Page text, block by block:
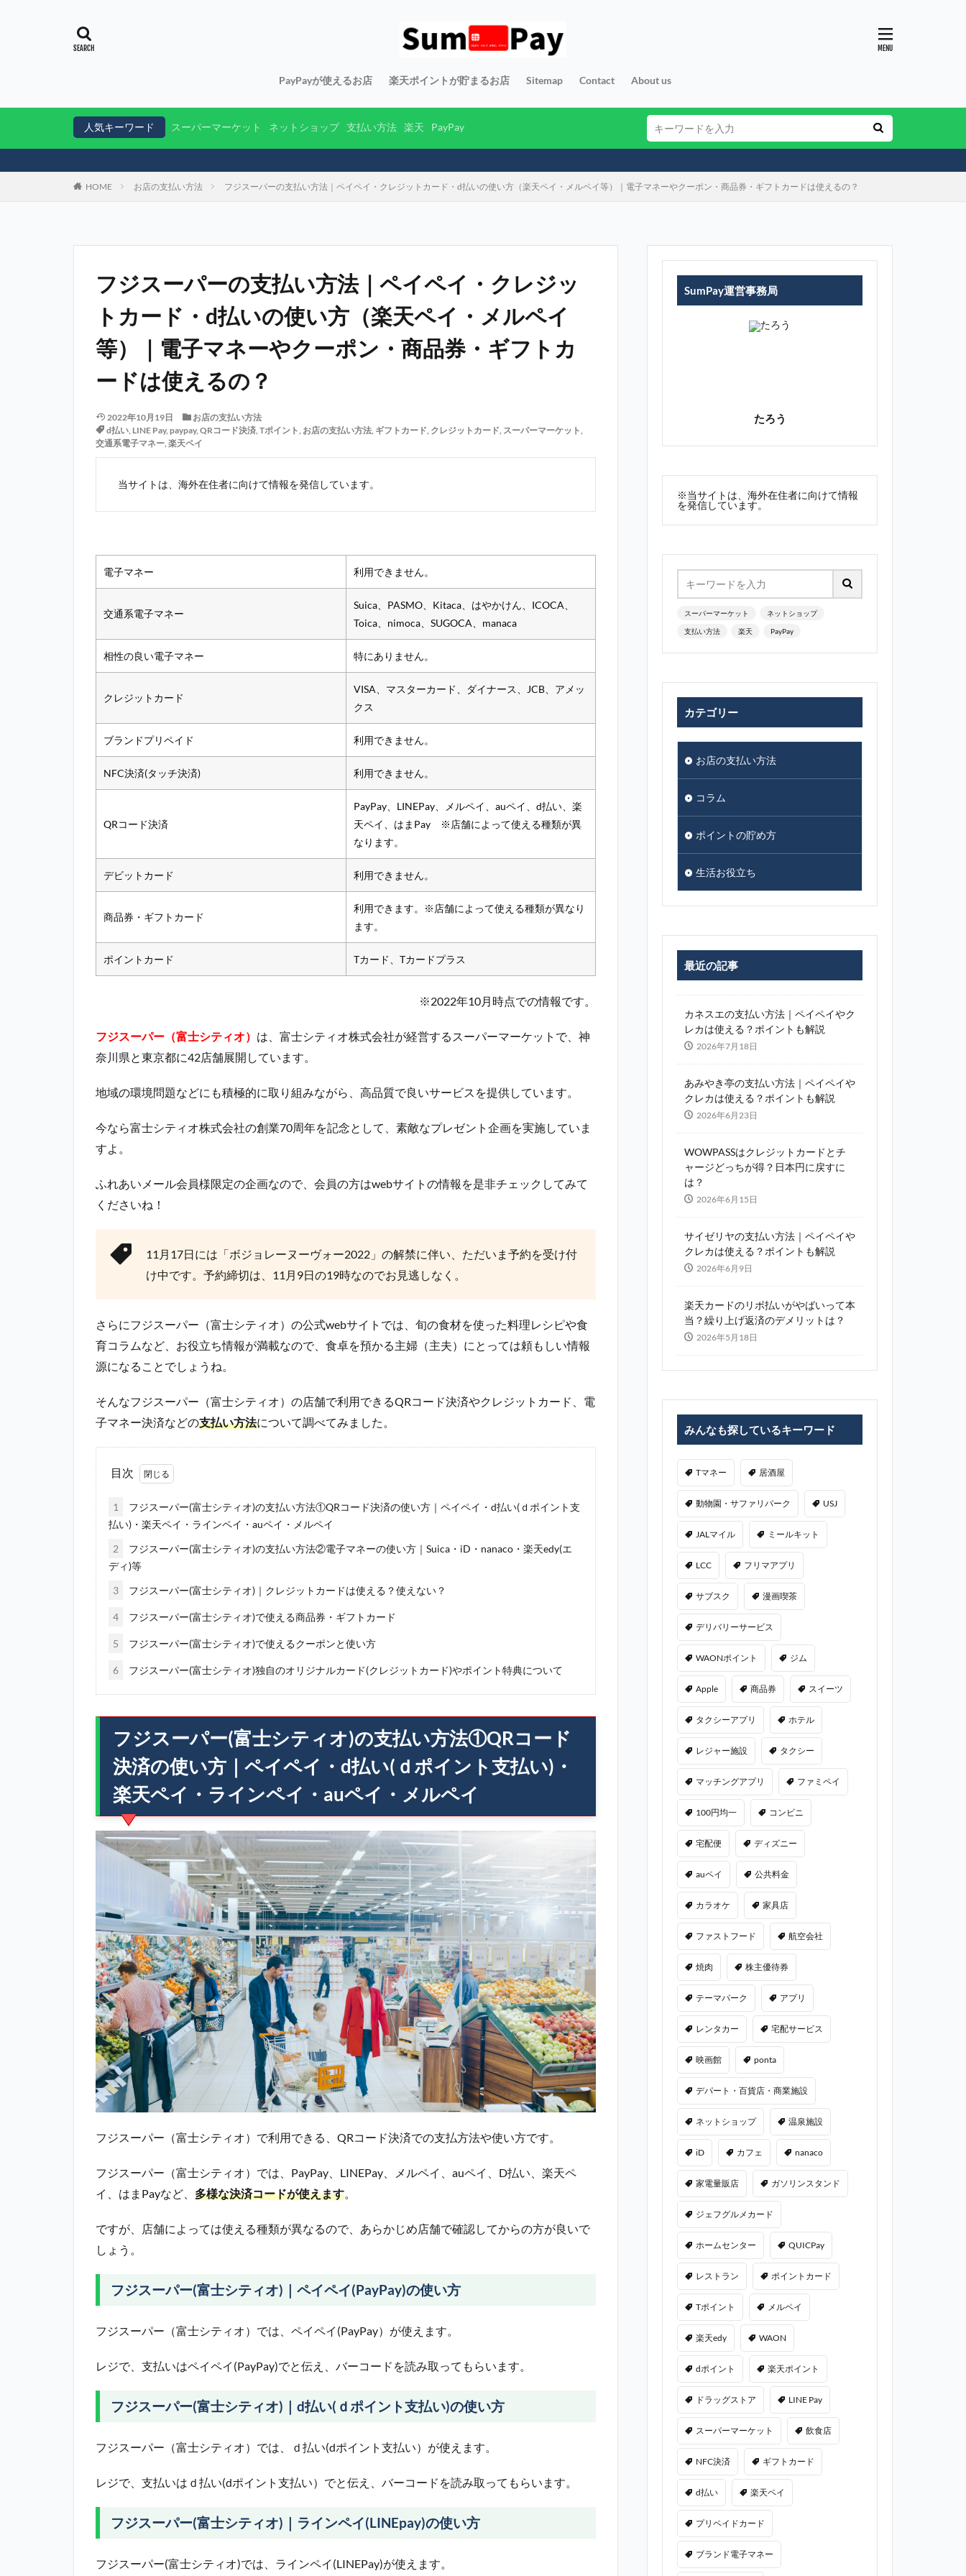
PayPayが使えるお店 楽天ポイントが貯まるお店 Sitemap Contact About us
人気キーワード スーパーマーケット ネットショップ 支払い方法 楽天 PayPay
HOME お店の支払い方法 フジスーパーの支払い方法｜ペイペイ・クレジットカード・d払いの使い方（楽天ペイ・メルペイ等）｜電子マネーやクーポン・商品券・ギフトカードは使えるの？
フジスーパーの支払い方法｜ペイペイ・クレジッ
トカード・d払いの使い方（楽天ペイ・メルペイ
等）｜電子マネーやクーポン・商品券・ギフトカ
ードは使えるの？
2022年10月19日
お店の支払い方法
d払い, LINE Pay, paypay, QRコード決済, Tポイント, お店の支払い方法, ギフトカード, クレジットカード, スーパーマーケット,
交通系電子マネー, 楽天ペイ
当サイトは、海外在住者に向けて情報を発信しています。
電子マネー 利用できません。
交通系電子マネー
Suica、PASMO、Kitaca、はやかけん、ICOCA、
Toica、nimoca、SUGOCA、manaca
相性の良い電子マネー 特にありません。
クレジットカード
VISA、マスターカード、ダイナース、JCB、アメッ
クス
ブランドプリペイド 利用できません。
NFC決済(タッチ決済) 利用できません。
QRコード決済
PayPay、LINEPay、メルペイ、auペイ、d払い、楽
天ペイ、はまPay ※店舗によって使える種類が異
なります。
デビットカード 利用できません。
商品券・ギフトカード
利用できます。※店舗によって使える種類が異なり
ます。
ポイントカード Tカード、Tカードプラス
※2022年10月時点での情報です。
フジスーパー（富士シティオ） は、富士シティオ株式会社が経営するスーパーマーケットで、神
奈川県と東京都に42店舗展開しています。
地域の環境問題などにも積極的に取り組みながら、高品質で良いサービスを提供しています。
今なら富士シティオ株式会社の創業70周年を記念として、素敵なプレゼント企画を実施していま
すよ。
ふれあいメール会員様限定の企画なので、会員の方はwebサイトの情報を是非チェックしてみて
くださいね！
11月17日には「ボジョレーヌーヴォー2022」の解禁に伴い、ただいま予約を受け付
け中です。予約締切は、11月9日の19時なのでお見逃しなく。
さらにフジスーパー（富士シティオ）の公式webサイトでは、旬の食材を使った料理レシピや食
育コラムなど、お役立ち情報が満載なので、食卓を預かる主婦（主夫）にとっては頼もしい情報
源になることでしょうね。
そんなフジスーパー（富士シティオ）の店舗で利用できるQRコード決済やクレジットカード、電
子マネー決済などの支払い方法について調べてみました。
目次
1
フジスーパー(富士シティオ)の支払い方法①QRコード決済の使い方｜ペイペイ・d払い(ｄポイント支
払い)・楽天ペイ・ラインペイ・auペイ・メルペイ
2
フジスーパー(富士シティオ)の支払い方法②電子マネーの使い方｜Suica・iD・nanaco・楽天edy(エ
ディ)等
3
フジスーパー(富士シティオ)｜クレジットカードは使える？使えない？
4 フジスーパー(富士シティオ)で使える商品券・ギフトカード
5 フジスーパー(富士シティオ)で使えるクーポンと使い方
6 フジスーパー(富士シティオ)独自のオリジナルカード(クレジットカード)やポイント特典について
フジスーパー(富士シティオ)の支払い方法①QRコード
決済の使い方｜ペイペイ・d払い(ｄポイント支払い)・
楽天ペイ・ラインペイ・auペイ・メルペイ
フジスーパー（富士シティオ）で利用できる、QRコード決済での支払方法や使い方です。
フジスーパー（富士シティオ）では、PayPay、LINEPay、メルペイ、auペイ、D払い、楽天ペ
イ、はまPayなど、 多様な決済コードが使えます
ですが、店舗によっては使える種類が異なるので、あらかじめ店舗で確認してからの方が良いで
しょう。
フジスーパー(富士シティオ)｜ペイペイ(PayPay)の使い方
フジスーパー（富士シティオ）では、ペイペイ(PayPay）が使えます。
レジで、支払いはペイペイ(PayPay)でと伝え、バーコードを読み取ってもらいます。
フジスーパー(富士シティオ)｜d払い(ｄポイント支払い)の使い方
フジスーパー（富士シティオ）では、ｄ払い(dポイント支払い）が使えます。
レジで、支払いはｄ払い(dポイント支払い）でと伝え、バーコードを読み取ってもらいます。
フジスーパー(富士シティオ)｜ラインペイ(LINEpay)の使い方
フジスーパー(富士シティオ)では、ラインペイ(LINEPay)が使えます。
SumPay運営事務局
たろう
※当サイトは、海外在住者に向けて情報
を発信しています。
スーパーマーケット ネットショップ
支払い方法 楽天 PayPay
カテゴリー
お店の支払い方法
コラム
ポイントの貯め方
生活お役立ち
最近の記事
カネスエの支払い方法｜ペイペイやク
レカは使える？ポイントも解説
2026年7月18日
あみやき亭の支払い方法｜ペイペイや
クレカは使える？ポイントも解説
2026年6月23日
WOWPASSはクレジットカードとチ
ャージどっちが得？日本円に戻すに
は？
2026年6月15日
サイゼリヤの支払い方法｜ペイペイや
クレカは使える？ポイントも解説
2026年6月9日
楽天カードのリボ払いがやばいって本
当？繰り上げ返済のデメリットは？
2026年5月18日
みんなも探しているキーワード
Tマネー 居酒屋
動物園・サファリパーク USJ
JALマイル ミールキット
LCC フリマアプリ
サブスク 漫画喫茶
デリバリーサービス
WAONポイント ジム
Apple 商品券 スイーツ
タクシーアプリ ホテル
レジャー施設 タクシー
マッチングアプリ ファミペイ
100円均一 コンビニ
宅配便 ディズニー
auペイ 公共料金
カラオケ 家具店
ファストフード 航空会社
焼肉 株主優待券
テーマパーク アプリ
レンタカー 宅配サービス
映画館 ponta
デパート・百貨店・商業施設
ネットショップ 温泉施設
iD カフェ nanaco
家電量販店 ガソリンスタンド
ジェフグルメカード
ホームセンター QUICPay
レストラン ポイントカード
Tポイント メルペイ
楽天edy WAON
dポイント 楽天ポイント
ドラッグストア LINE Pay
スーパーマーケット 飲食店
NFC決済 ギフトカード
d払い 楽天ペイ
プリペイドカード
ブランド電子マネー